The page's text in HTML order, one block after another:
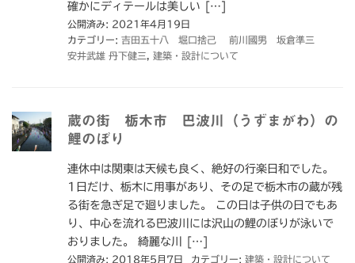
確かにディテールは美しい […]
公開済み: 2021年4月19日
カテゴリー: 吉田五十八 堀口捨己 前川國男 坂倉準三
安井武雄 丹下健三, 建築・設計について
蔵の街 栃木市 巴波川（うずまがわ）の
鯉のぼり
連休中は関東は天候も良く、絶好の行楽日和でした。
1日だけ、栃木に用事があり、その足で栃木市の蔵が残
る街を急ぎ足で廻りました。 この日は子供の日でもあ
り、中心を流れる巴波川には沢山の鯉のぼりが泳いで
おりました。 綺麗な川 […]
公開済み: 2018年5月7日 カテゴリー: 建築・設計について